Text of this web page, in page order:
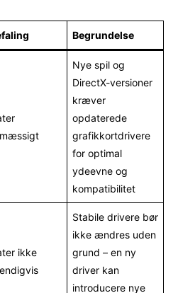
Begrundelse
Nye spil og
DirectX-versioner
kræver
opdaterede
grafikkortdrivere
for optimal
ydeevne og
kompatibilitet
ikke
Stabile drivere bør
ikke ændres uden
grund – en ny
driver kan
introducere nye